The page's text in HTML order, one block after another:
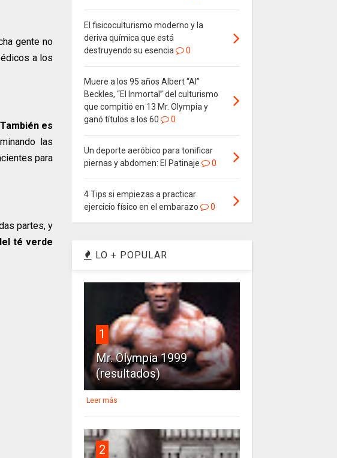
gente no
a los
También es
las
para
partes, y
té verde
El fisicoculturismo moderno y la
deriva química que está
destruyendo su esencia
0
Muere a los 95 años Albert “Al”
Beckles, “El Inmortal” del culturismo
que compitió en 13 Mr. Olympia y
ganó títulos a los 60
0
Un deporte aeróbico para tonificar
piernas y abdomen: El Patinaje
0
4 Tips si empiezas a practicar
ejercicio físico en el embarazo
0
LO + POPULAR
1
Mr. Olympia 1999
(resultados)
Leer más
2